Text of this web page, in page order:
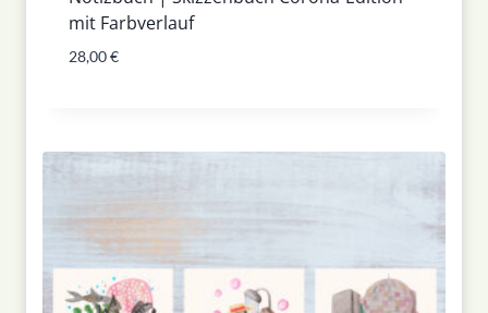
mit Farbverlauf
28,00€